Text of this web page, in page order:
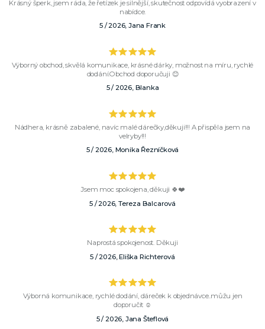
Krásný šperk, jsem ráda, že řetízek je silnější, skutečnost odpovídá vyobrazení v
nabídce.
5 / 2026, Jana Frank
Výborný obchod, skvělá komunikace, krásné dárky, možnost na míru, rychlé
dodání.Obchod doporučuji 😊
5 / 2026, Blanka
Nádhera, krásně zabalené, navíc malé dárečky,děkuji!!! A přispěla jsem na
velryby!!!
5 / 2026, Monika Řezníčková
Jsem moc spokojena, děkuji 🍀❤️
5 / 2026, Tereza Balcarová
Naprostá spokojenost. Děkuji
5 / 2026, Eliška Richterová
Výborná komunikace, rychlé dodání, dáreček k objednávce..můžu jen
doporučit ☺️
5 / 2026, Jana Šteflová